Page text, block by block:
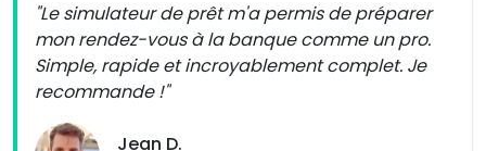
"Le simulateur de prêt m'a permis de préparer
mon rendez-vous à la banque comme un pro.
Simple, rapide et incroyablement complet. Je
recommande !"
Jean D.